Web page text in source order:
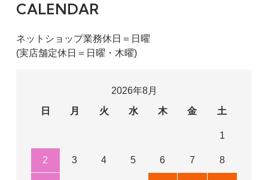
CALENDAR
ネットショップ業務休日＝日曜
(実店舗定休日＝日曜・木曜)
2026年8月
日
月 火 水 木 金 土
1
2 3 4 5 6 7 8